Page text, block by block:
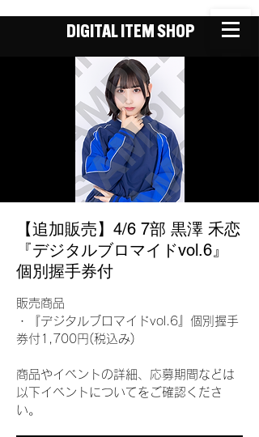
DIGITAL ITEM SHOP
【追加販売】4/6 7部 黒澤 禾恋
『デジタルブロマイドvol.6』
個別握手券付
販売商品
・『デジタルブロマイドvol.6』個別握手
券付1,700円(税込み)
商品やイベントの詳細、応募期間などは
以下イベントについてをご確認くださ
い。